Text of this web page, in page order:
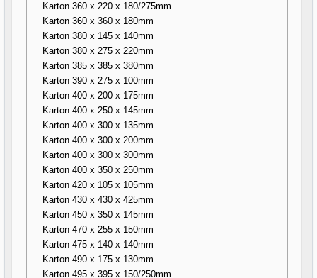
Karton 360 x 220 x 180/275mm
Karton 360 x 360 x 180mm
Karton 380 x 145 x 140mm
Karton 380 x 275 x 220mm
Karton 385 x 385 x 380mm
Karton 390 x 275 x 100mm
Karton 400 x 200 x 175mm
Karton 400 x 250 x 145mm
Karton 400 x 300 x 135mm
Karton 400 x 300 x 200mm
Karton 400 x 300 x 300mm
Karton 400 x 350 x 250mm
Karton 420 x 105 x 105mm
Karton 430 x 430 x 425mm
Karton 450 x 350 x 145mm
Karton 470 x 255 x 150mm
Karton 475 x 140 x 140mm
Karton 490 x 175 x 130mm
Karton 495 x 395 x 150/250mm